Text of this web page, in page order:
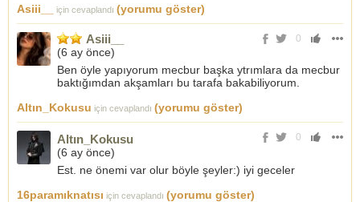
Asiii__
için cevaplandı (yorumu göster)
0
Asiii__
(6 ay önce)
Ben öyle yapıyorum mecbur başka ytrımlara da mecbur
baktığımdan akşamları bu tarafa bakabiliyorum.
Altın_Kokusu için cevaplandı (yorumu göster)
0
Altın_Kokusu
(6 ay önce)
Est. ne önemi var olur böyle şeyler:) iyi geceler
16paramıknatısı için cevaplandı (yorumu göster)